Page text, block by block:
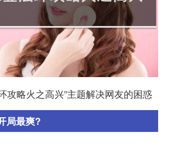
攻略火之高兴”主题解决网友的困惑
局最爽?